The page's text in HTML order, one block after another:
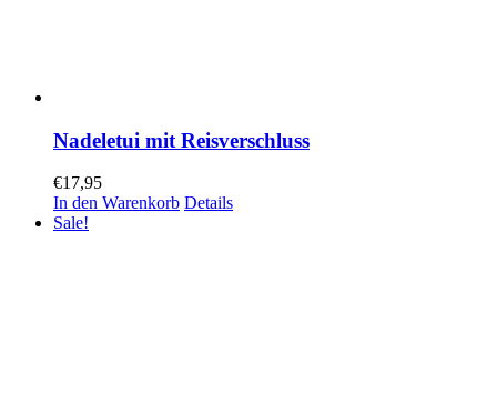
Nadeletui mit Reisverschluss
€17,95
In den Warenkorb Details
Sale!